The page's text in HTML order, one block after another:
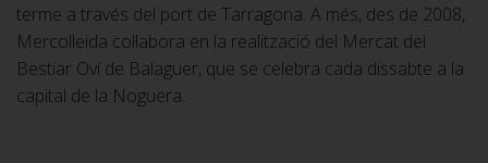
terme a través del port de Tarragona. A més, des de 2008,
Mercolleida col·labora en la realització del Mercat del
Bestiar Oví de Balaguer, que se celebra cada dissabte a la
capital de la Noguera.